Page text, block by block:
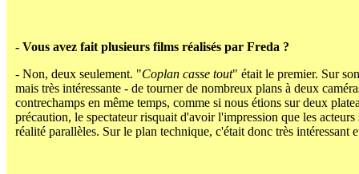
- Vous avez fait plusieurs films réalisés par Freda ?
- Non, deux seulement. "Coplan casse tout" était le premier. Sur
mais très intéressante - de tourner de nombreux plans à deux
contrechamps en même temps, comme si nous étions sur deux
précaution, le spectateur risquait d'avoir l'impression que les
réalité parallèles. Sur le plan technique, c'était donc très intéressant